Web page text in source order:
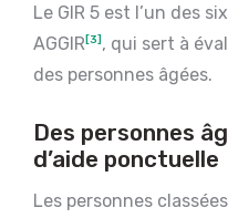
Le GIR 5 est l’un des
AGGIR [3] , qui sert à
des personnes âgées.
Des personnes
d’aide ponctuelle
Les personnes